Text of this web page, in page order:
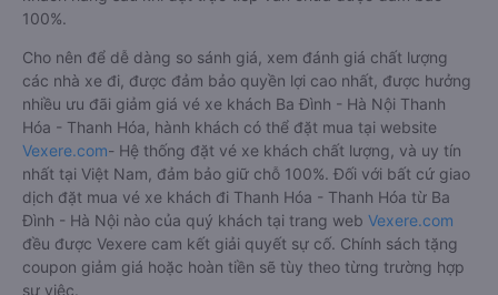
100%.
Cho nên để dễ dàng so sánh giá, xem đánh giá chất lượng
các nhà xe đi, được đảm bảo quyền lợi cao nhất, được hưởng
nhiều ưu đãi giảm giá vé xe khách Ba Đình - Hà Nội Thanh
Hóa - Thanh Hóa, hành khách có thể đặt mua tại website
Vexere.com- Hệ thống đặt vé xe khách chất lượng, và uy tín
nhất tại Việt Nam, đảm bảo giữ chỗ 100%. Đối với bất cứ giao
dịch đặt mua vé xe khách đi Thanh Hóa - Thanh Hóa từ Ba
Đình - Hà Nội nào của quý khách tại trang web Vexere.com
đều được Vexere cam kết giải quyết sự cố. Chính sách tặng
coupon giảm giá hoặc hoàn tiền sẽ tùy theo từng trường hợp
sự việc.